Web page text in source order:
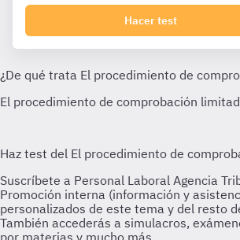
Hacer test